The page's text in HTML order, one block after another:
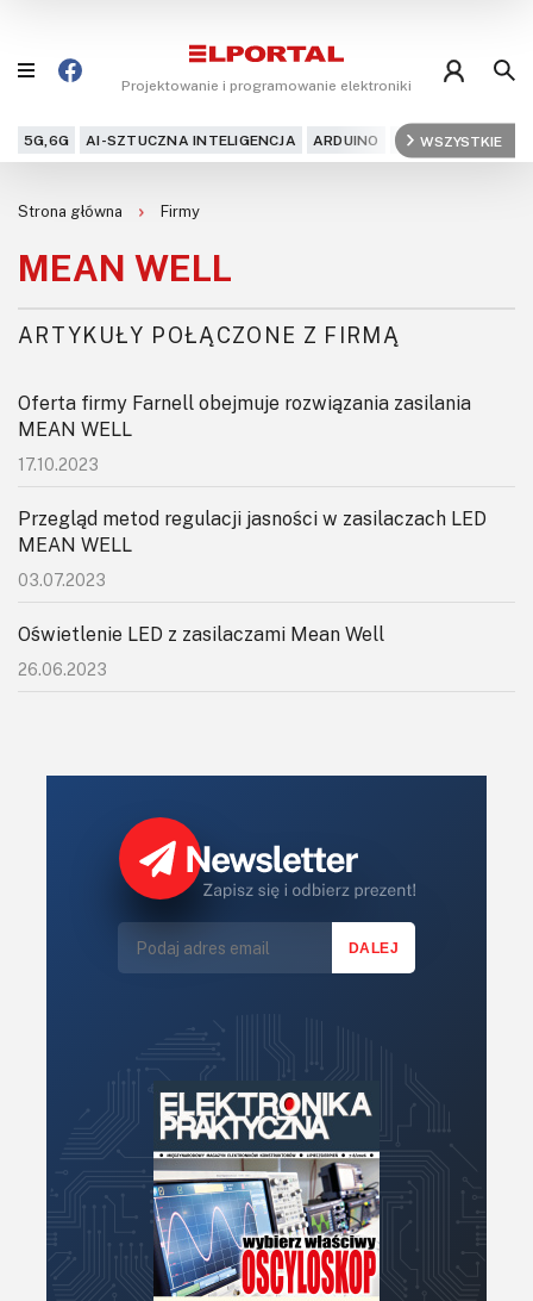
Projektowanie i programowanie elektroniki
5G,6G AI-SZTUCZNA INTELIGENCJA ARDUINO ARM AUDIO
WSZYSTKIE
Projekty
Czytelnia
KITy AVT
Newsletter
Do pobrania
Strona główna Firmy
MEAN WELL
ARTYKUŁY POŁĄCZONE Z FIRMĄ
Oferta firmy Farnell obejmuje rozwiązania zasilania
MEAN WELL
17.10.2023
Przegląd metod regulacji jasności w zasilaczach LED
MEAN WELL
03.07.2023
Oświetlenie LED z zasilaczami Mean Well
26.06.2023